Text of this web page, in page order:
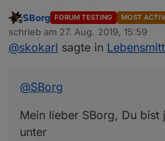
Mein lieber SBorg, Du
den Programmierern
Filter definieren ? dass
Offline
SBorg FORUM TESTING MOST
schrieb am 27. Aug. 2019, 15:59
zuletzt editiert von
@skokarl sagte in
@SBorg
Mein lieber SBorg, Du
unter